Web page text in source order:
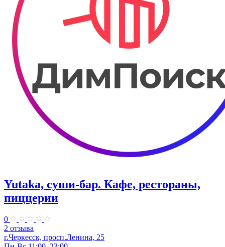
Yutaka, суши-бар. Кафе, рестораны,
пиццерии
0
2 отзыва
г.Черкесск, просп.Ленина, 25